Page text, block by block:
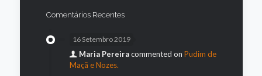
Comentários Recentes
16 Setembro 2019
Maria Pereiracommented on Pudim de
Maçã e Nozes.